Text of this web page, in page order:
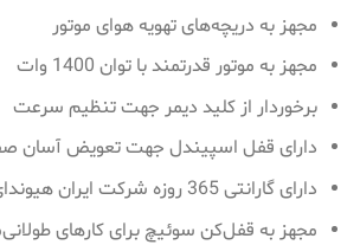
مجهز به دریچه‌های تهویه هوای موتور
مجهز به موتور قدرتمند با توان 1400 وات
برخوردار از کلید دیمر جهت تنظیم سرعت
دارای قفل اسپیندل جهت تعویض آسان
دارای گارانتی 365 روزه شرکت ایران هیوندای
مجهز به قفل‌کن سوئیچ برای کارهای